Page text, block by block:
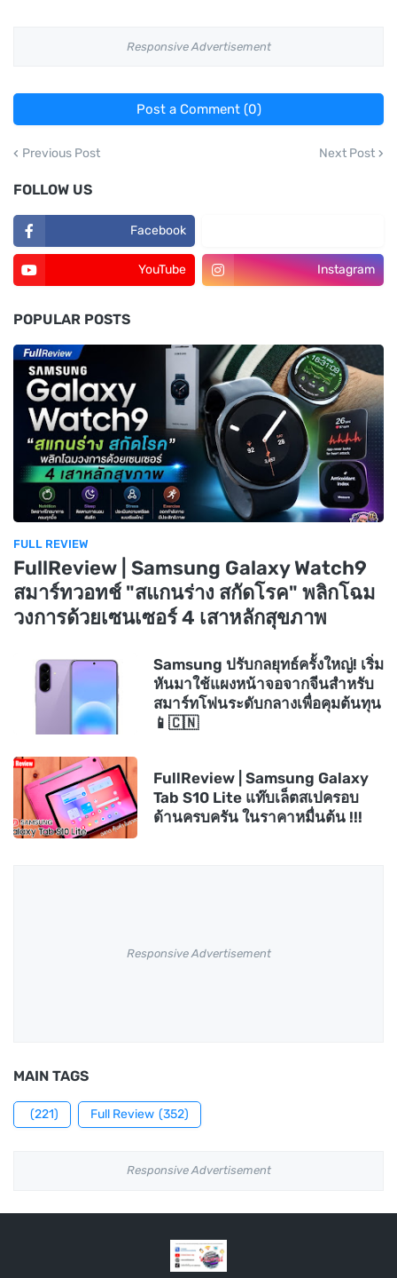
Responsive Advertisement
Post a Comment (0)
Previous Post Next Post
FOLLOW US
Facebook
YouTube Instagram
POPULAR POSTS
FULL REVIEW
FullReview | Samsung Galaxy Watch9
สมาร์ทวอทช์ "สแกนร่าง สกัดโรค" พลิกโฉม
วงการด้วยเซนเซอร์ 4 เสาหลักสุขภาพ
Samsung ปรับกลยุทธ์ครั้งใหญ่! เริ่ม
หันมาใช้แผงหน้าจอจากจีนสำหรับ
สมาร์ทโฟนระดับกลางเพื่อคุมต้นทุน
📱🇨🇳
FullReview | Samsung Galaxy
Tab S10 Lite แท๊บเล็ตสเปครอบ
ด้านครบครัน ในราคาหมื่นต้น !!!
Responsive Advertisement
MAIN TAGS
(221) Full Review (352)
Responsive Advertisement